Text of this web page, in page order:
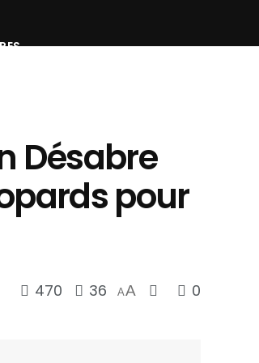
Désabre
pour
470 36 AA 0